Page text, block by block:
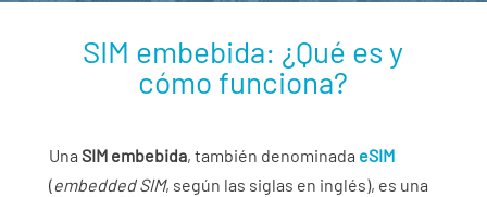
SIM embebida: ¿Qué es y
cómo funciona?
Una SIM embebida, también denominada eSIM
(embedded SIM, según las siglas en inglés), es una